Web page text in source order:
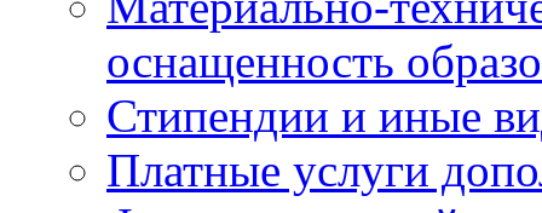
оснащенность
Стипендии и иные
Платные услуги